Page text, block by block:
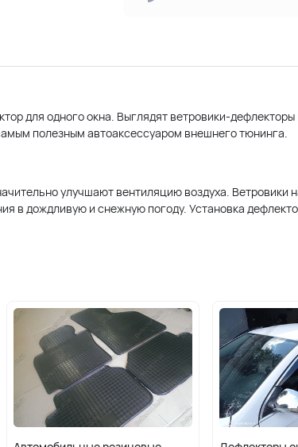
для одного окна. Выглядят ветровики-дефлекторы
полезным автоаксессуаром внешнего тюнинга.
улучшают вентиляцию воздуха. Ветровики
в дождливую и снежную погоду. Установка